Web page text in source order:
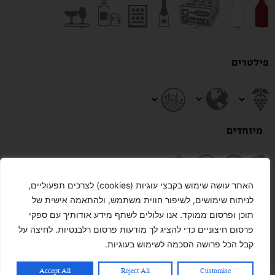
האתר עושה שימוש בקבצי עוגיות (cookies) לצרכים תפעוליים,
לניתוח שימושים, לשיפור חווית משתמש, ולהתאמה אישית של
תוכן ופרסום ממוקד. אנו עלולים לשתף מידע אודותיך עם ספקי
פרסום חיצוניים כדי להציג לך מודעות פרסום רלבנטיות. לחיצה על
קבל הכל פרושה הסכמה לשימוש בעוגיות.
Customise
Reject All
Accept All
פילטרים
מיוחדים
נקה הכל